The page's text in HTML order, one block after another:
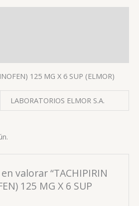
125 MG X 6 SUP (ELMOR)
LABORATORIOS ELMOR S.A.
valorar “TACHIPIRIN
125 MG X 6 SUP